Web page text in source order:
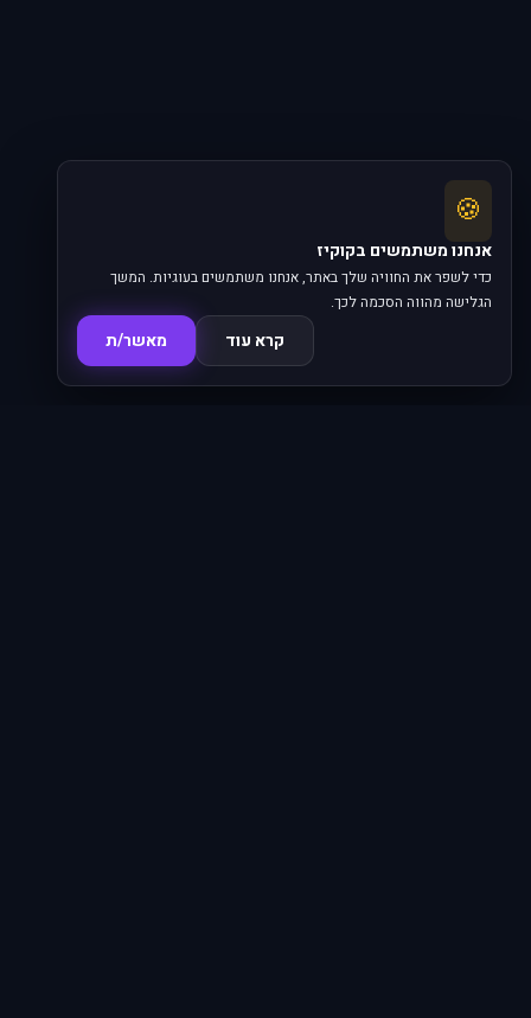
🍪
אנחנו משתמשים בקוקיז
כדי לשפר את החוויה שלך באתר, אנחנו משתמשים בעוגיות. המשך
הגלישה מהווה הסכמה לכך.
קרא עוד מאשר/ת